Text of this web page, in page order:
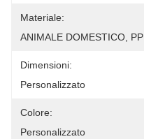
Materiale:
ANIMALE DOMESTICO, PP
Dimensioni:
Personalizzato
Colore:
Personalizzato